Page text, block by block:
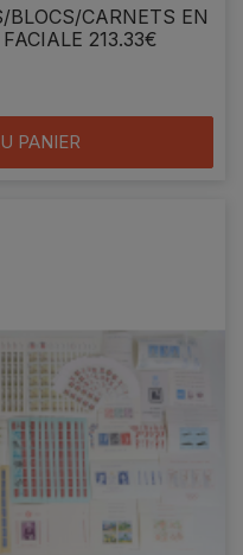
BLOCS/CARNETS EN
213.33€
PANIER